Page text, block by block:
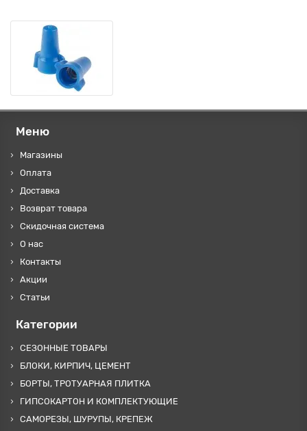
Меню
Магазины
Оплата
Доставка
Возврат товара
Скидочная система
О нас
Контакты
Акции
Статьи
Категории
СЕЗОННЫЕ ТОВАРЫ
БЛОКИ, КИРПИЧ, ЦЕМЕНТ
БОРТЫ, ТРОТУАРНАЯ ПЛИТКА
ГИПСОКАРТОН И КОМПЛЕКТУЮЩИЕ
САМОРЕЗЫ, ШУРУПЫ, КРЕПЕЖ